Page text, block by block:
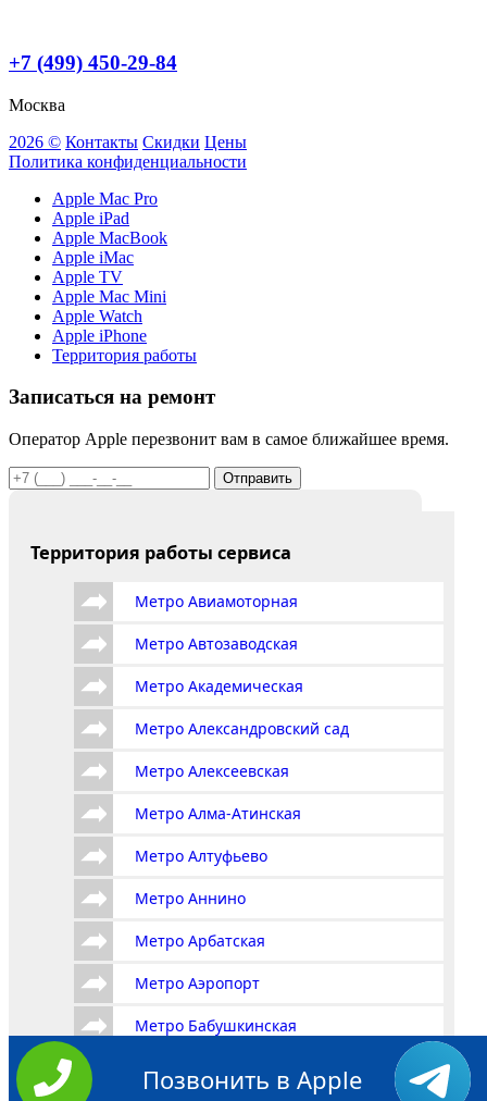
+7 (499) 450-29-84
Москва
2026 © Контакты Скидки Цены
Политика конфиденциальности
Apple Mac Pro
Apple iPad
Apple MacBook
Apple iMac
Apple TV
Apple Mac Mini
Apple Watch
Apple iPhone
Территория работы
Записаться на ремонт
Оператор Apple перезвонит вам в самое ближайшее время.
Отправить
Территория работы сервиса
Метро Авиамоторная
Метро Автозаводская
Метро Академическая
Метро Александровский сад
Метро Алексеевская
Метро Алма-Атинская
Метро Алтуфьево
Метро Аннино
Метро Арбатская
Метро Аэропорт
Метро Бабушкинская
Метро Багратионовская
Позвонить в Apple